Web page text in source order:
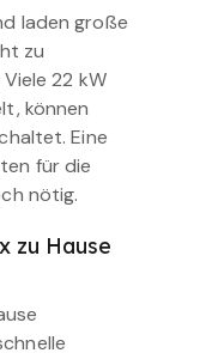
laden große
zu
22 kW
können
Eine
für die
nötig.
zu Hause